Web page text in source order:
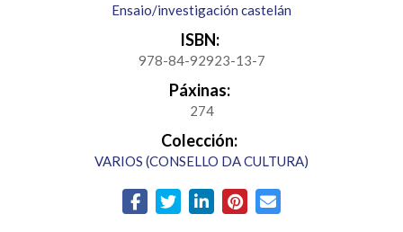
Ensaio/investigación castelán
ISBN:
978-84-92923-13-7
Páxinas:
274
Colección:
VARIOS (CONSELLO DA CULTURA)